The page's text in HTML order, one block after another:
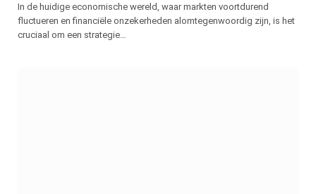
In de huidige economische wereld, waar markten voortdurend
fluctueren en financiële onzekerheden alomtegenwoordig zijn, is het
cruciaal om een strategie…